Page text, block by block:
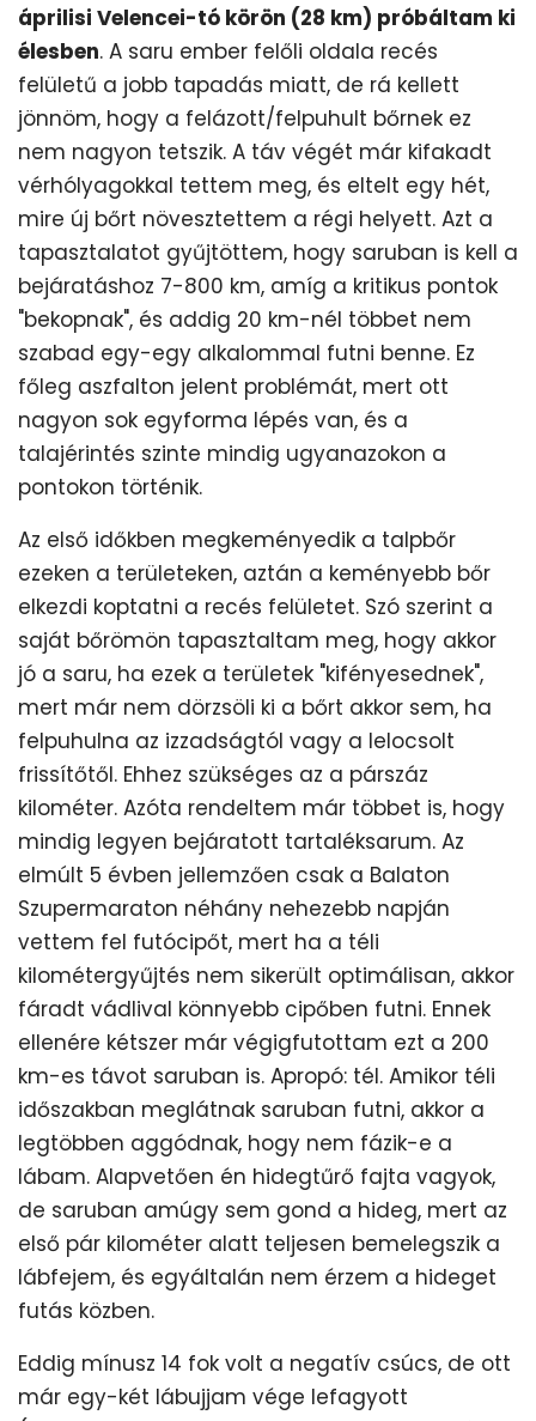
áprilisi Velencei-tó körön (28 km) próbáltam ki
élesben. A saru ember felőli oldala recés
felületű a jobb tapadás miatt, de rá kellett
jönnöm, hogy a felázott/felpuhult bőrnek ez
nem nagyon tetszik. A táv végét már kifakadt
vérhólyagokkal tettem meg, és eltelt egy hét,
mire új bőrt növesztettem a régi helyett. Azt a
tapasztalatot gyűjtöttem, hogy saruban is kell a
bejáratáshoz 7-800 km, amíg a kritikus pontok
"bekopnak", és addig 20 km-nél többet nem
szabad egy-egy alkalommal futni benne. Ez
főleg aszfalton jelent problémát, mert ott
nagyon sok egyforma lépés van, és a
talajérintés szinte mindig ugyanazokon a
pontokon történik.
Az első időkben megkeményedik a talpbőr
ezeken a területeken, aztán a keményebb bőr
elkezdi koptatni a recés felületet. Szó szerint a
saját bőrömön tapasztaltam meg, hogy akkor
jó a saru, ha ezek a területek "kifényesednek",
mert már nem dörzsöli ki a bőrt akkor sem, ha
felpuhulna az izzadságtól vagy a lelocsolt
frissítőtől. Ehhez szükséges az a párszáz
kilométer. Azóta rendeltem már többet is, hogy
mindig legyen bejáratott tartaléksarum. Az
elmúlt 5 évben jellemzően csak a Balaton
Szupermaraton néhány nehezebb napján
vettem fel futócipőt, mert ha a téli
kilométergyűjtés nem sikerült optimálisan, akkor
fáradt vádlival könnyebb cipőben futni. Ennek
ellenére kétszer már végigfutottam ezt a 200
km-es távot saruban is. Apropó: tél. Amikor téli
időszakban meglátnak saruban futni, akkor a
legtöbben aggódnak, hogy nem fázik-e a
lábam. Alapvetően én hidegtűrő fajta vagyok,
de saruban amúgy sem gond a hideg, mert az
első pár kilométer alatt teljesen bemelegszik a
lábfejem, és egyáltalán nem érzem a hideget
futás közben.
Eddig mínusz 14 fok volt a negatív csúcs, de ott
már egy-két lábujjam vége lefagyott